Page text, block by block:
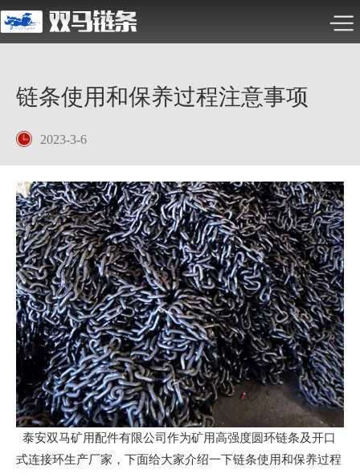
链条使用和保养过程注意事项
2023-3-6
泰安双马矿用配件有限公司作为矿用高强度圆环链条及开口
式连接环生产厂家，下面给大家介绍一下链条使用和保养过程